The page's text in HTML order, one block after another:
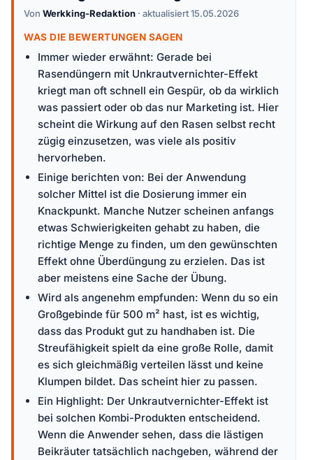
Von Werkking-Redaktion · aktualisiert 15.05.2026
WAS DIE BEWERTUNGEN SAGEN
Immer wieder erwähnt: Gerade bei
Rasendüngern mit Unkrautvernichter-Effekt
kriegt man oft schnell ein Gespür, ob da wirklich
was passiert oder ob das nur Marketing ist. Hier
scheint die Wirkung auf den Rasen selbst recht
zügig einzusetzen, was viele als positiv
hervorheben.
Einige berichten von: Bei der Anwendung
solcher Mittel ist die Dosierung immer ein
Knackpunkt. Manche Nutzer scheinen anfangs
etwas Schwierigkeiten gehabt zu haben, die
richtige Menge zu finden, um den gewünschten
Effekt ohne Überdüngung zu erzielen. Das ist
aber meistens eine Sache der Übung.
Wird als angenehm empfunden: Wenn du so ein
Großgebinde für 500 m² hast, ist es wichtig,
dass das Produkt gut zu handhaben ist. Die
Streufähigkeit spielt da eine große Rolle, damit
es sich gleichmäßig verteilen lässt und keine
Klumpen bildet. Das scheint hier zu passen.
Ein Highlight: Der Unkrautvernichter-Effekt ist
bei solchen Kombi-Produkten entscheidend.
Wenn die Anwender sehen, dass die lästigen
Beikräuter tatsächlich nachgeben, während der